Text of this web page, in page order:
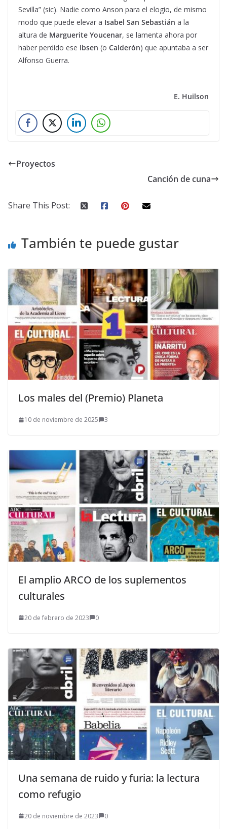
Sevilla” (sic). Nadie como Anson para el elogio, de mismo
modo que puede elevar a Isabel San Sebastián a la
altura de Marguerite Youcenar, se lamenta ahora por
haber perdido ese Ibsen (o Calderón) que apuntaba a ser
Alfonso Guerra.
E. Huilson
Proyectos
Canción de cuna
Share This Post:
También te puede gustar
Los males del (Premio) Planeta
10 de noviembre de 2025 3
El amplio ARCO de los suplementos
culturales
20 de febrero de 2023 0
Una semana de ruido y furia: la lectura
como refugio
20 de noviembre de 2023 0